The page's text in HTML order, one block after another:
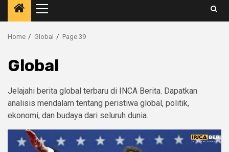
Primary
Menu
Home Global Page 39
Global
Jelajahi berita global terbaru di INCA Berita. Dapatkan
analisis mendalam tentang peristiwa global, politik,
ekonomi, dan budaya dari seluruh dunia.